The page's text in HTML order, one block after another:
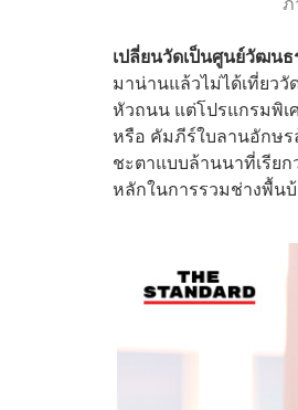
เปลี่ยนวัดเป็นศูนย์วัฒนธ
มาน่านแล้วไม่ได้เที่ยววั
หัวถนน แต่โปรแกรมพิเ
หรือ คัมภีร์ใบลานอักษร
ชะตาแบบล้านนาที่เรียก
หลักในการรวมช่างพื้น